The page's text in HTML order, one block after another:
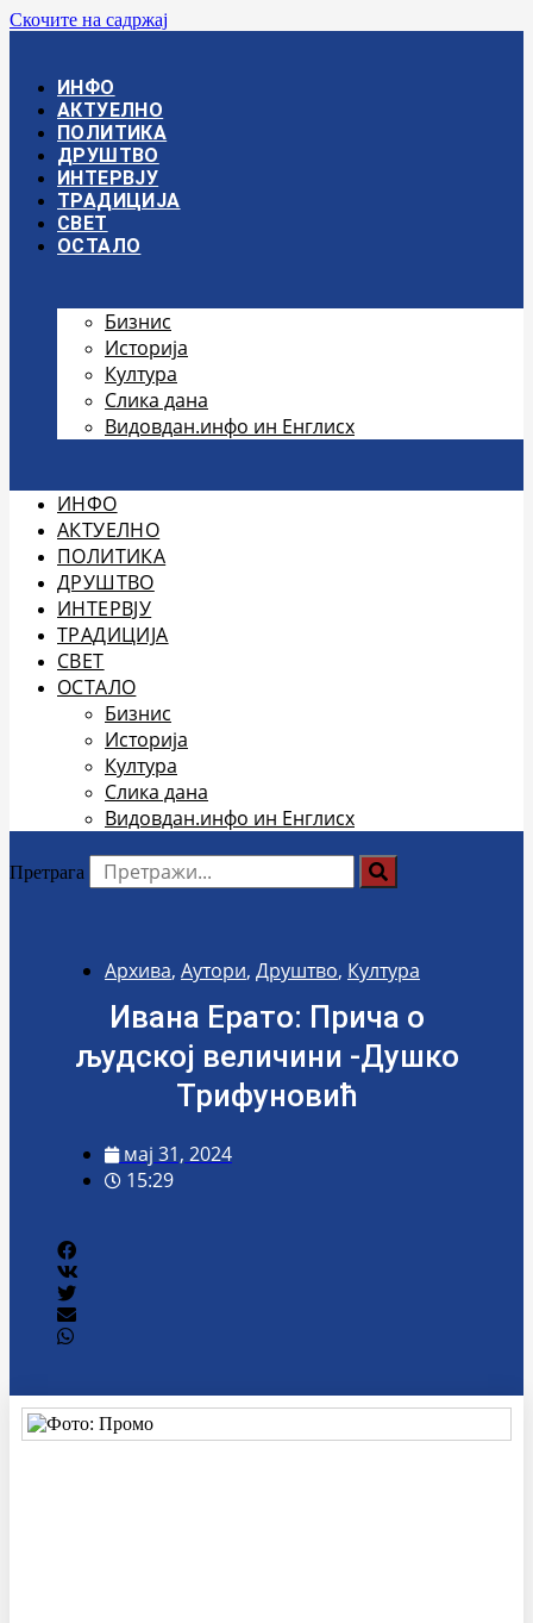
Скочите на садржај
ИНФО
АКТУЕЛНО
ПОЛИТИКА
ДРУШТВО
ИНТЕРВЈУ
ТРАДИЦИЈА
СВЕТ
ОСТАЛО
Бизнис
Историја
Култура
Слика дана
Видовдан.инфо ин Енглисх
ИНФО
АКТУЕЛНО
ПОЛИТИКА
ДРУШТВО
ИНТЕРВЈУ
ТРАДИЦИЈА
СВЕТ
ОСТАЛО
Бизнис
Историја
Култура
Слика дана
Видовдан.инфо ин Енглисх
Претрага
Архива, Аутори, Друштво, Култура
Ивана Ерато: Прича о
људској величини -Душко
Трифуновић
мај 31, 2024
15:29